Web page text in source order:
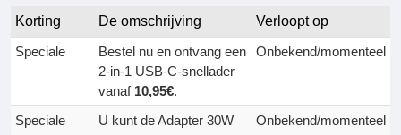
Korting De omschrijving
Verloopt op
Speciale
Bestel nu en ontvang een
2-in-1 USB-C-snellader
vanaf 10,95€.
Onbekend/momenteel
Speciale
U kunt de Adapter 30W
Onbekend/momenteel